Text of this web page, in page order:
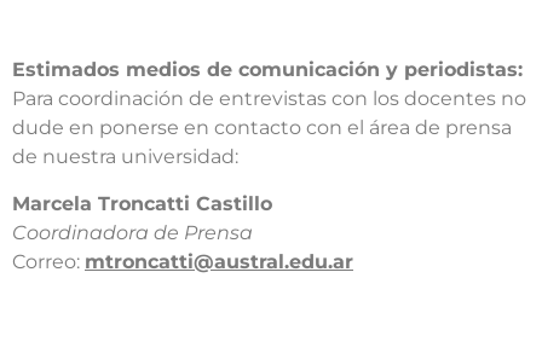
Estimados medios de comunicación y periodistas:
Para coordinación de entrevistas con los docentes no
dude en ponerse en contacto con el área de prensa
de nuestra universidad:​
​Marcela Troncatti Castillo​
Coordinadora de Prensa​
Correo: mtroncatti@austral.edu.ar​